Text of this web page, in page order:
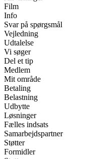
Film
Info
Svar på spørgsmål
Vejledning
Udtalelse
Vi søger
Del et tip
Medlem
Mit område
Betaling
Belastning
Udbytte
Løsninger
Fælles indsats
Samarbejdspartner
Støtter
Formidler